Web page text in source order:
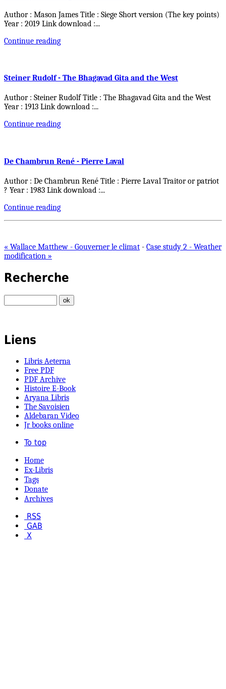
Author : Mason James Title : Siege Short version (The key points)
Year : 2019 Link download :...
Continue reading
Steiner Rudolf - The Bhagavad Gita and the West
Author : Steiner Rudolf Title : The Bhagavad Gita and the West
Year : 1913 Link download :...
Continue reading
De Chambrun René - Pierre Laval
Author : De Chambrun René Title : Pierre Laval Traitor or patriot
? Year : 1983 Link download :...
Continue reading
« Wallace Matthew - Gouverner le climat - Case study 2 - Weather
modification »
Recherche
Liens
Libris Aeterna
Free PDF
PDF Archive
Histoire E-Book
Aryana Libris
The Savoisien
Aldebaran Video
Jr books online
To top
Home
Ex-Libris
Tags
Donate
Archives
RSS
GAB
X